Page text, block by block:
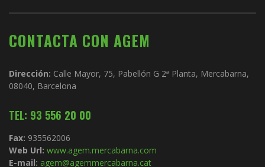
CONTACTA CON AGEM
Dirección: Calle Mayor, 75, Pabellón G 2ª Planta, Mercabarna,
08040, Barcelona
TEL: 93 556 20 00
Fax: 935562006
Web Url: www.agem.mercabarna.com
E-mail: agem@agemmercabarna.cat